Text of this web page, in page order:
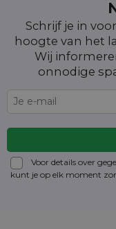
Schrijf je in
hoogte van het
Wij
onnodige
Voor details over
kunt je op elk moment